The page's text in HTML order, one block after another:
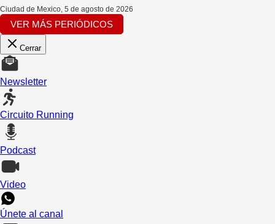
Ciudad de Mexico, 5 de agosto de 2026
VER MÁS PERIÓDICOS
Cerrar
Newsletter
Circuito Running
Podcast
Video
Únete al canal